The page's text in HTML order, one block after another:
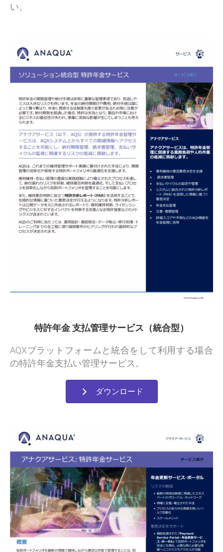
い。
特許年金 支払管理サービス（統合型）
AQXプラットフォームと統合をして利用する場合
の特許年金支払い管理サービス。
ダウンロード